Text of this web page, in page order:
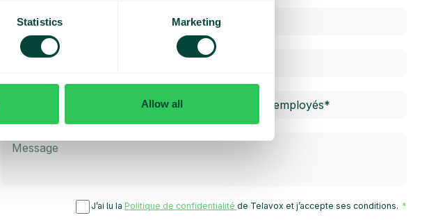
Statistics Marketing
Allow all
J’ai lu la Politique de confidentialité de Telavox et j’accepte ses conditions.